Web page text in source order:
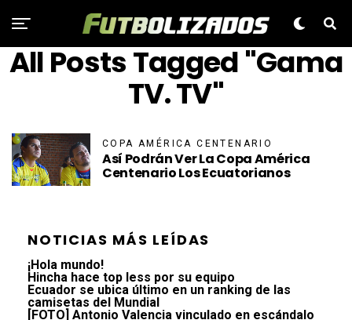
All Posts Tagged "Gama
TV. TV"
COPA AMÉRICA CENTENARIO
Así Podrán Ver La Copa América
Centenario Los Ecuatorianos
NOTICIAS MÁS LEÍDAS
¡Hola mundo!
Hincha hace top less por su equipo
Ecuador se ubica último en un ranking de las
camisetas del Mundial
[FOTO] Antonio Valencia vinculado en escándalo